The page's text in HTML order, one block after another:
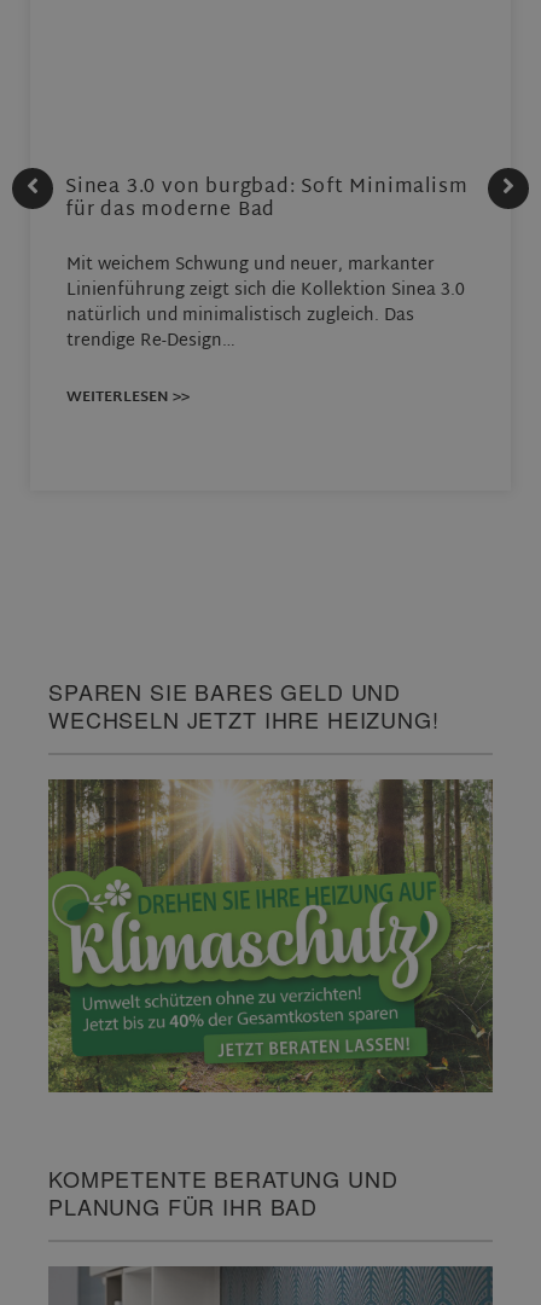
Sinea 3.0 von burgbad: Soft Minimalism
für das moderne Bad
Mit weichem Schwung und neuer, markanter
Linienführung zeigt sich die Kollektion Sinea 3.0
natürlich und minimalistisch zugleich. Das
trendige Re-Design…
WEITERLESEN >>
SPAREN SIE BARES GELD UND
WECHSELN JETZT IHRE HEIZUNG!
KOMPETENTE BERATUNG UND
PLANUNG FÜR IHR BAD